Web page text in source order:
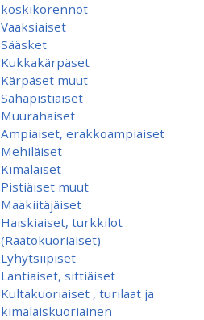
koskikorennot
Vaaksiaiset
Sääsket
Kukkakärpäset
Kärpäset muut
Sahapistiäiset
Muurahaiset
Ampiaiset, erakkoampiaiset
Mehiläiset
Kimalaiset
Pistiäiset muut
Maakiitäjäiset
Haiskiaiset, turkkilot
(Raatokuoriaiset)
Lyhytsiipiset
Lantiaiset, sittiäiset
Kultakuoriaiset , turilaat ja
kimalaiskuoriainen